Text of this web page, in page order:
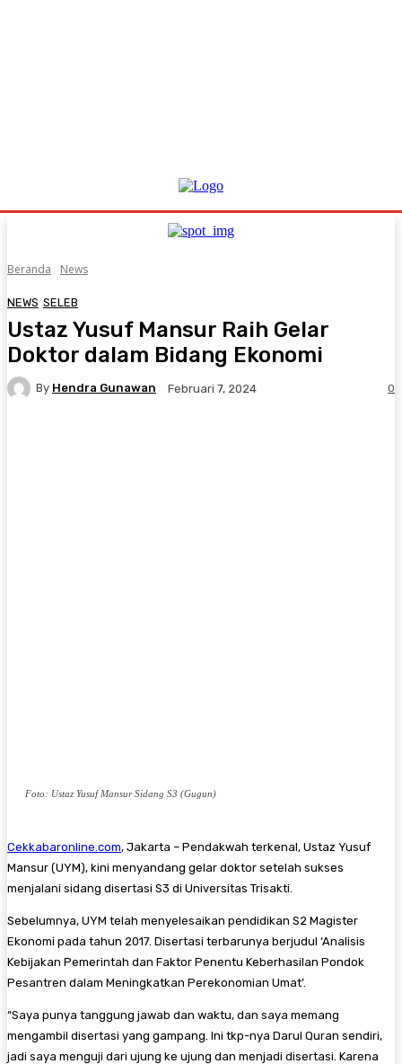
Beranda News
NEWS SELEB
Ustaz Yusuf Mansur Raih Gelar
Doktor dalam Bidang Ekonomi
By Hendra Gunawan Februari 7, 2024 0
Foto: Ustaz Yusuf Mansur Sidang S3 (Gugun)
Cekkabaronline.com, Jakarta – Pendakwah terkenal, Ustaz Yusuf
Mansur (UYM), kini menyandang gelar doktor setelah sukses
menjalani sidang disertasi S3 di Universitas Trisakti.
Sebelumnya, UYM telah menyelesaikan pendidikan S2 Magister
Ekonomi pada tahun 2017. Disertasi terbarunya berjudul ‘Analisis
Kebijakan Pemerintah dan Faktor Penentu Keberhasilan Pondok
Pesantren dalam Meningkatkan Perekonomian Umat’.
“Saya punya tanggung jawab dan waktu, dan saya memang
mengambil disertasi yang gampang. Ini tkp-nya Darul Quran sendiri,
jadi saya menguji dari ujung ke ujung dan menjadi disertasi. Karena